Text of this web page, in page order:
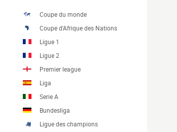
Coupe du monde
Coupe d'Afrique des Nations
Ligue 1
Ligue 2
Premier league
Liga
Serie A
Bundesliga
Ligue des champions